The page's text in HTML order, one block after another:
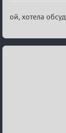
Re:
Охоты
ой, хотела